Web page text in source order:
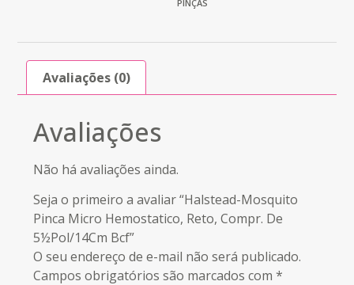
PINÇAS
Avaliações (0)
Avaliações
Não há avaliações ainda.
Seja o primeiro a avaliar “Halstead-Mosquito
Pinca Micro Hemostatico, Reto, Compr. De
5½Pol/14Cm Bcf”
O seu endereço de e-mail não será publicado.
Campos obrigatórios são marcados com*